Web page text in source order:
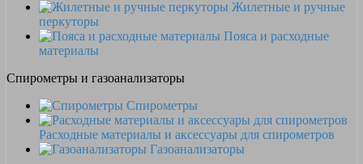
Жилетные и ручные
перкуторы
Пояса и расходные
материалы
Спирометры и газоанализаторы
Спирометры
Расходные материалы и аксессуары для спирометров
Газоанализаторы